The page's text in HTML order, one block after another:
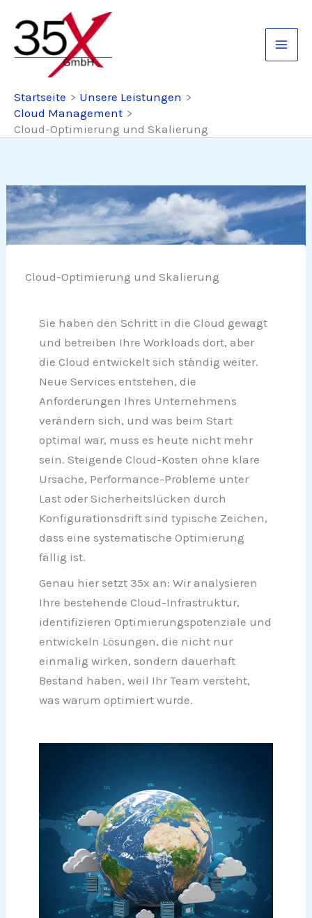
Inhalt
springen
Startseite
Unsere Leistungen
Cloud Management
Cloud-Optimierung und Skalierung
Cloud-Optimierung und Skalierung
Sie haben den Schritt in die Cloud gewagt
und betreiben Ihre Workloads dort, aber
die Cloud entwickelt sich ständig weiter.
Neue Services entstehen, die
Anforderungen Ihres Unternehmens
verändern sich, und was beim Start
optimal war, muss es heute nicht mehr
sein. Steigende Cloud-Kosten ohne klare
Ursache, Performance-Probleme unter
Last oder Sicherheitslücken durch
Konfigurationsdrift sind typische Zeichen,
dass eine systematische Optimierung
fällig ist.
Genau hier setzt 35x an: Wir analysieren
Ihre bestehende Cloud-Infrastruktur,
identifizieren Optimierungspotenziale und
entwickeln Lösungen, die nicht nur
einmalig wirken, sondern dauerhaft
Bestand haben, weil Ihr Team versteht,
was warum optimiert wurde.